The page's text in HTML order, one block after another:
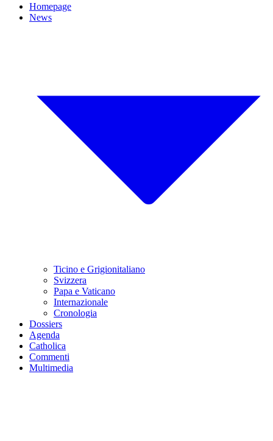
Homepage
News
Ticino e Grigionitaliano
Svizzera
Papa e Vaticano
Internazionale
Cronologia
Dossiers
Agenda
Catholica
Commenti
Multimedia